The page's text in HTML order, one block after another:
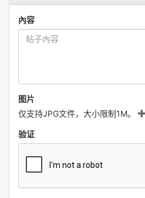
內容
图片
仅支持JPG文件，大小限制1M。
验证